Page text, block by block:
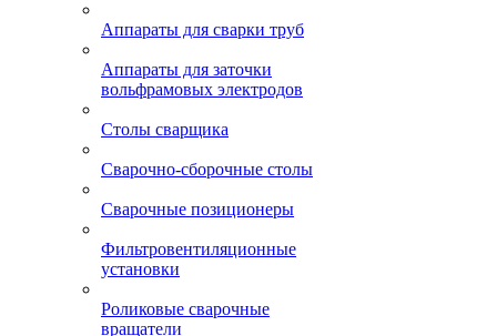
Аппараты для сварки труб
Аппараты для заточки
вольфрамовых электродов
Столы сварщика
Сварочно-сборочные столы
Сварочные позиционеры
Фильтровентиляционные
установки
Роликовые сварочные
вращатели